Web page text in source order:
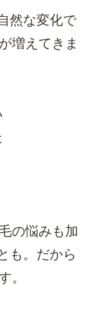
然な変化で
増えてきま
の悩みも加
も。だから
。